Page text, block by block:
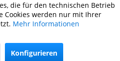
die für den technischen Betrieb
Cookies werden nur mit Ihrer
Mehr Informationen
Konfigurieren